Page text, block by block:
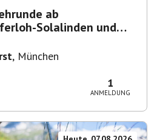
ab
Solalinden und
, München
1
ANMELDUNG